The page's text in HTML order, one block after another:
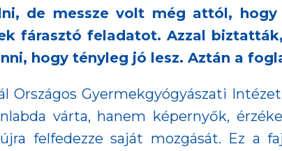
de messze volt még attól,
fárasztó feladatot. Azzal
hogy tényleg jó lesz. Aztán a
Országos Gyermekgyógyászati
várta, hanem képernyők,
felfedezze saját mozgását. Ez a